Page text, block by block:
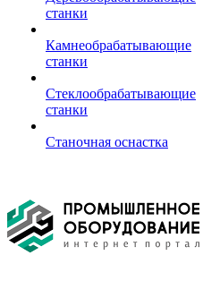
станки
Камнеобрабатывающие
станки
Стеклообрабатывающие
станки
Станочная оснастка